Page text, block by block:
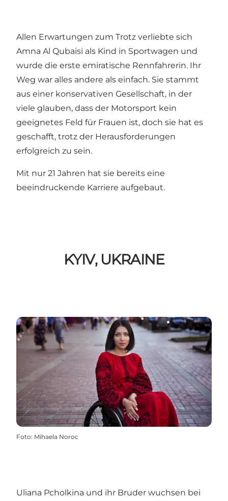
Allen Erwartungen zum Trotz verliebte sich
Amna Al Qubaisi als Kind in Sportwagen und
wurde die erste emiratische Rennfahrerin. Ihr
Weg war alles andere als einfach. Sie stammt
aus einer konservativen Gesellschaft, in der
viele glauben, dass der Motorsport kein
geeignetes Feld für Frauen ist, doch sie hat es
geschafft, trotz der Herausforderungen
erfolgreich zu sein.
Mit nur 21 Jahren hat sie bereits eine
beeindruckende Karriere aufgebaut.
KYIV, UKRAINE
Foto: Mihaela Noroc
Uliana Pcholkina und ihr Bruder wuchsen bei